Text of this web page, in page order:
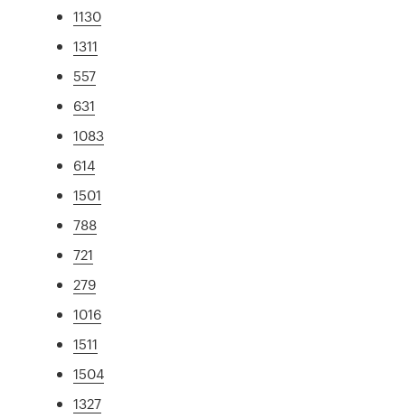
1130
1311
557
631
1083
614
1501
788
721
279
1016
1511
1504
1327